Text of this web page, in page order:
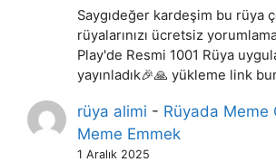
Saygıdeğer kardeşim bu rüya
rüyalarınızı ücretsiz
Play'de Resmi 1001 Rüya
yayınladık🎉🙏 yükleme link
rüya alimi - Rüyada Meme
Meme Emmek
1 Aralık 2025